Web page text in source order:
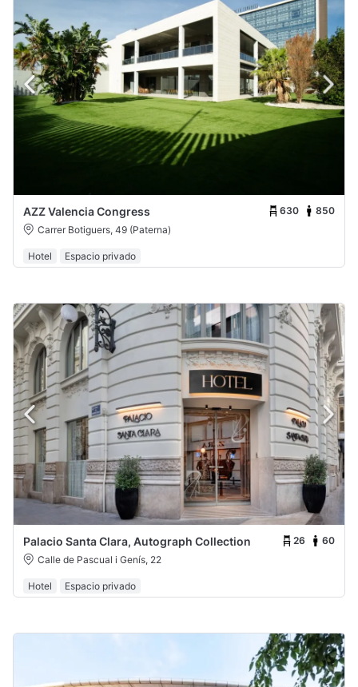
AZZ Valencia Congress 630
850
Carrer Botiguers, 49 (Paterna)
Hotel Espacio privado
Palacio Santa Clara, Autograph Collection 26
60
Calle de Pascual i Genís, 22
Hotel Espacio privado